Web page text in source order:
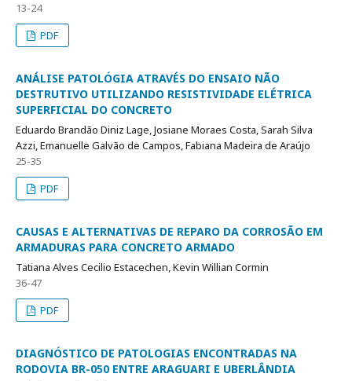
13-24
PDF
ANÁLISE PATOLÓGIA ATRAVÉS DO ENSAIO NÃO
DESTRUTIVO UTILIZANDO RESISTIVIDADE ELÉTRICA
SUPERFICIAL DO CONCRETO
Eduardo Brandão Diniz Lage, Josiane Moraes Costa, Sarah Silva
Azzi, Emanuelle Galvão de Campos, Fabiana Madeira de Araújo
25-35
PDF
CAUSAS E ALTERNATIVAS DE REPARO DA CORROSÃO EM
ARMADURAS PARA CONCRETO ARMADO
Tatiana Alves Cecilio Estacechen, Kevin Willian Cormin
36-47
PDF
DIAGNÓSTICO DE PATOLOGIAS ENCONTRADAS NA
RODOVIA BR-050 ENTRE ARAGUARI E UBERLÂNDIA